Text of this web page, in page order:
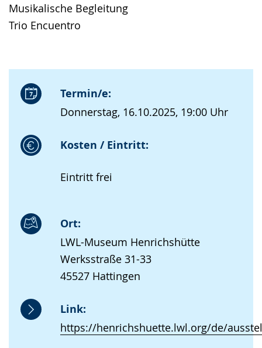
Musikalische Begleitung
Trio Encuentro
Termin/e:
Donnerstag, 16.10.2025, 19:00 Uhr
Kosten / Eintritt:
Eintritt frei
Ort:
LWL-Museum Henrichshütte
Werksstraße 31-33
45527 Hattingen
Link:
https://henrichshuette.lwl.org/de/